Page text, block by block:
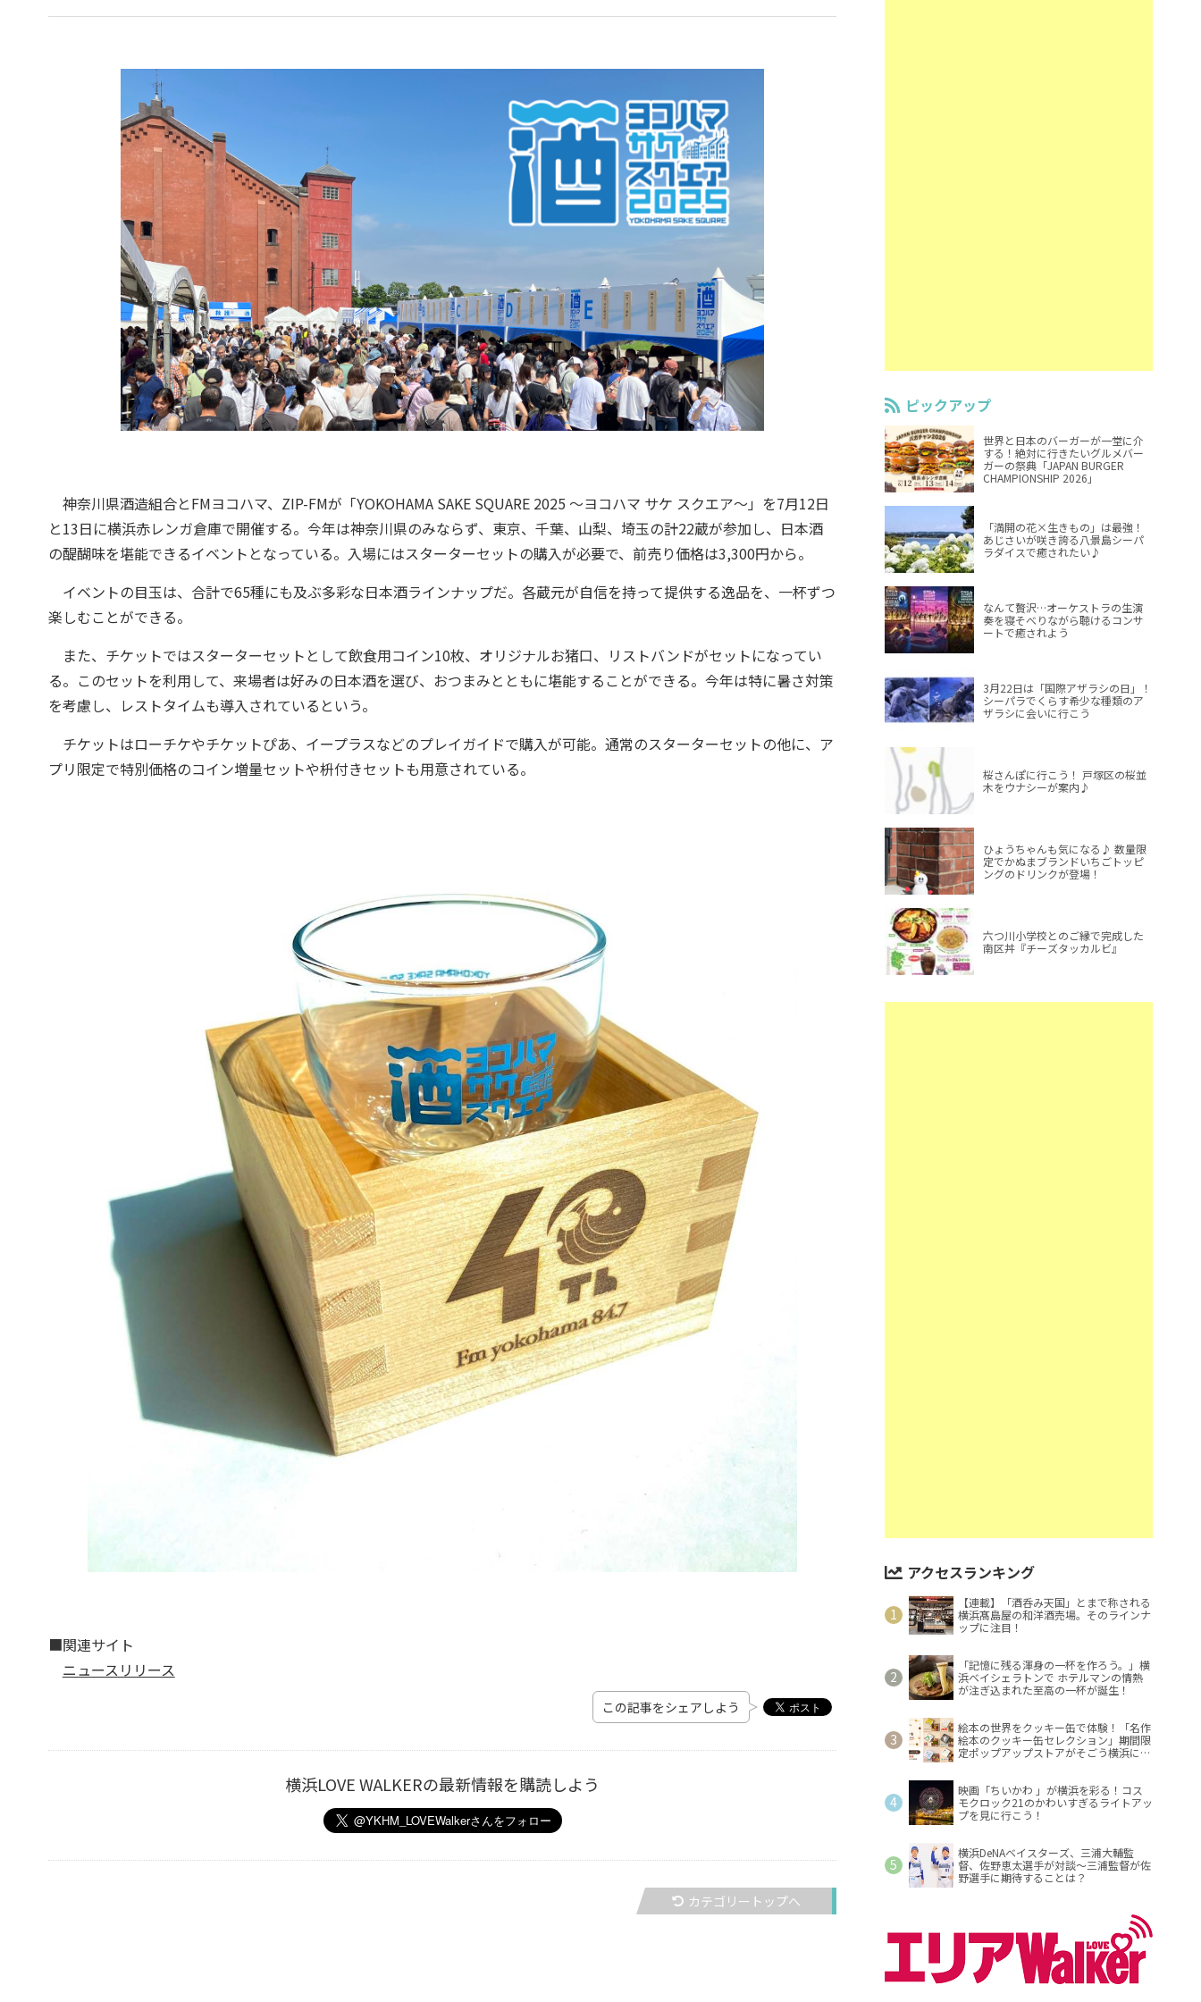
神奈川県酒造組合とFMヨコハマ、ZIP-FMが「YOKOHAMA SAKE SQUARE 2025 ～ヨコハマ サケ スクエア～」を7月12日
と13日に横浜赤レンガ倉庫で開催する。今年は神奈川県のみならず、東京、千葉、山梨、埼玉の計22蔵が参加し、日本酒
の醍醐味を堪能できるイベントとなっている。入場にはスターターセットの購入が必要で、前売り価格は3,300円から。
イベントの目玉は、合計で65種にも及ぶ多彩な日本酒ラインナップだ。各蔵元が自信を持って提供する逸品を、一杯ずつ
楽しむことができる。
また、チケットではスターターセットとして飲食用コイン10枚、オリジナルお猪口、リストバンドがセットになってい
る。このセットを利用して、来場者は好みの日本酒を選び、おつまみとともに堪能することができる。今年は特に暑さ対策
を考慮し、レストタイムも導入されているという。
チケットはローチケやチケットぴあ、イープラスなどのプレイガイドで購入が可能。通常のスターターセットの他に、ア
プリ限定で特別価格のコイン増量セットや枡付きセットも用意されている。
■関連サイト
ニュースリリース
この記事をシェアしよう
横浜LOVE WALKERの最新情報を購読しよう
カテゴリートップへ
ピックアップ
世界と日本のバーガーが一堂に介
する！絶対に行きたいグルメバー
ガーの祭典「JAPAN BURGER
CHAMPIONSHIP 2026」
「満開の花×生きもの」は最強！
あじさいが咲き誇る八景島シーパ
ラダイスで癒されたい♪
なんて贅沢…オーケストラの生演
奏を寝そべりながら聴けるコンサ
ートで癒されよう
3月22日は「国際アザラシの日」！
シーパラでくらす希少な種類のア
ザラシに会いに行こう
桜さんぽに行こう！ 戸塚区の桜並
木をウナシーが案内♪
ひょうちゃんも気になる♪ 数量限
定でかぬまブランドいちごトッピ
ングのドリンクが登場！
六つ川小学校とのご縁で完成した
南区丼『チーズタッカルビ』
アクセスランキング
【連載】「酒呑み天国」とまで称される
横浜髙島屋の和洋酒売場。そのラインナ
ップに注目！
「記憶に残る渾身の一杯を作ろう。」横
浜ベイシェラトンで ホテルマンの情熱
が注ぎ込まれた至高の一杯が誕生！
絵本の世界をクッキー缶で体験！「名作
絵本のクッキー缶セレクション」期間限
定ポップアップストアがそごう横浜に登
映画「ちいかわ 」が横浜を彩る！コス
モクロック21のかわいすぎるライトアッ
プを見に行こう！
横浜DeNAベイスターズ、三浦大輔監
督、佐野恵太選手が対談～三浦監督が佐
野選手に期待することは？